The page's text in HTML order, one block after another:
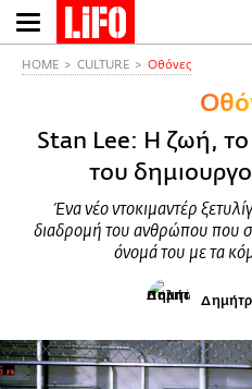
Παράκαμψη
προς
HOME CULTURE Οθόνες
Stan Lee: Η ζωή, το
του
Ένα νέο ντοκιμαντέρ
διαδρομή του ανθρώπου που
όνομά του με τα